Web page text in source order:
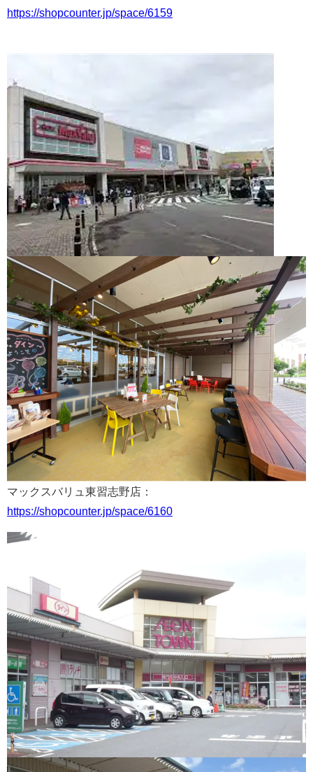
https://shopcounter.jp/space/6159
マックスバリュ東習志野店：
https://shopcounter.jp/space/6160